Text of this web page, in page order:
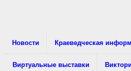
Новости Краеведческая
Виртуальные выставки